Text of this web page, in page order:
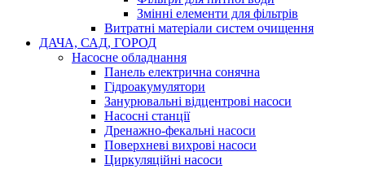
Змінні елементи для фільтрів
Витратні матеріали систем очищення
ДАЧА, САД, ГОРОД
Насосне обладнання
Панель електрична сонячна
Гідроакумулятори
Занурювальні відцентрові насоси
Насосні станції
Дренажно-фекальні насоси
Поверхневі вихрові насоси
Циркуляційні насоси